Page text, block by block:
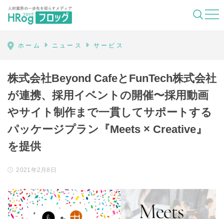
HRog | 人材業界の一歩先を照らすメディ
ホーム ニュース サービス
株式会社Beyond CafeとFunTech株式会社
が連携、採用イベントの開催〜採用動画
やサイト制作まで一貫してサポートする
パッケージプラン『Meets × Creative』
を提供
2021年2月8日